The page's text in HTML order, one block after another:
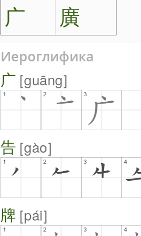
广 廣
Иероглифика
广 guāng
告 gào
牌 pái